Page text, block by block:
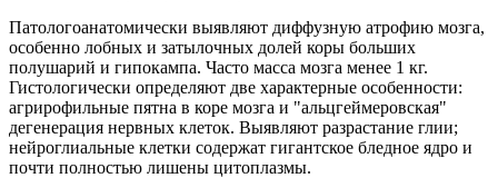
Патологоанатомически выявляют диффузную атрофию мозга,
особенно лобных и затылочных долей коры больших
полушарий и гипокампа. Часто масса мозга менее 1 кг.
Гистологически определяют две характерные особенности:
агрирофильные пятна в коре мозга и "альцгеймеровская"
дегенерация нервных клеток. Выявляют разрастание глии;
нейроглиальные клетки содержат гигантское бледное ядро и
почти полностью лишены цитоплазмы.